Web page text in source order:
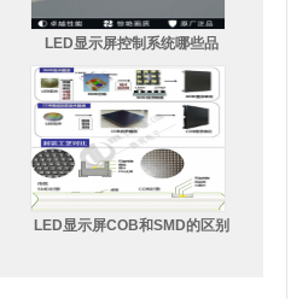
LED显示屏控制系统哪些品
LED显示屏COB和SMD的区别